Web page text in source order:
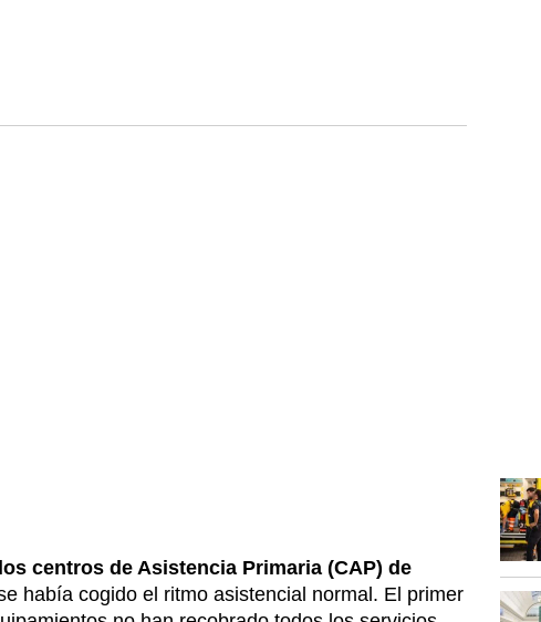
centros de Asistencia Primaria (CAP) de
había cogido el ritmo asistencial normal. El primer